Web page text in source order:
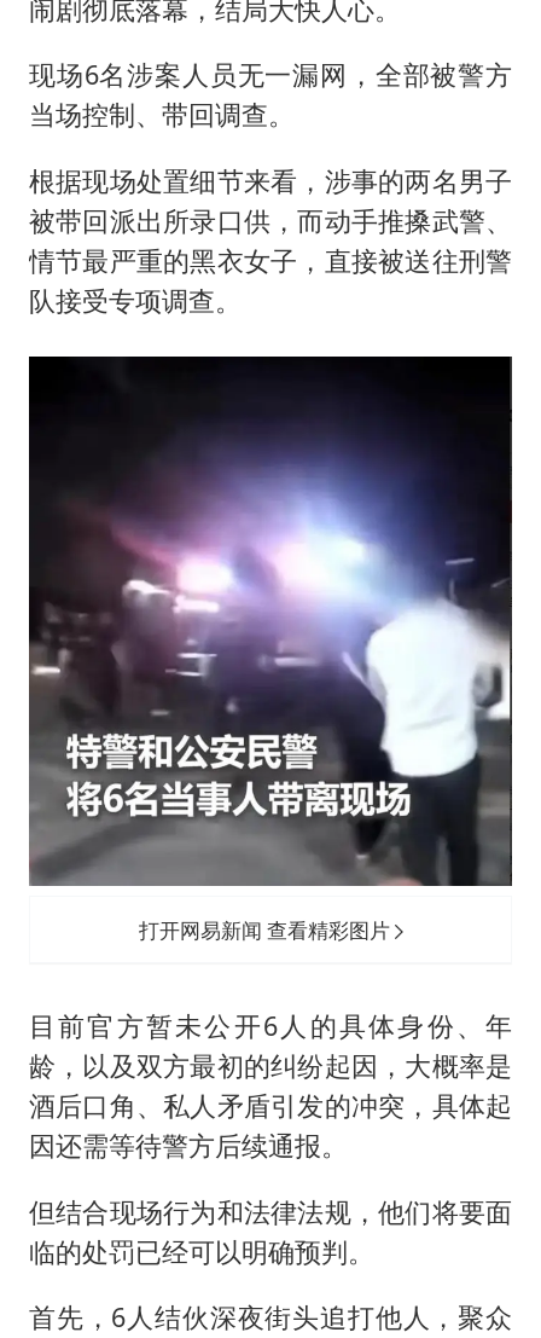
闹剧彻底落幕，结局大快人心。
现场6名涉案人员无一漏网，全部被警方
当场控制、带回调查。
根据现场处置细节来看，涉事的两名男子
被带回派出所录口供，而动手推搡武警、
情节最严重的黑衣女子，直接被送往刑警
队接受专项调查。
打开网易新闻 查看精彩图片
目前官方暂未公开6人的具体身份、年
龄，以及双方最初的纠纷起因，大概率是
酒后口角、私人矛盾引发的冲突，具体起
因还需等待警方后续通报。
但结合现场行为和法律法规，他们将要面
临的处罚已经可以明确预判。
首先，6人结伙深夜街头追打他人，聚众